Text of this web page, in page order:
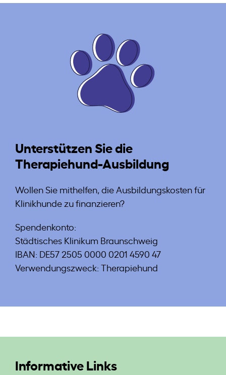
Unterstützen Sie die
Therapiehund-Ausbildung
Wollen Sie mithelfen, die Ausbildungskosten für
Klinikhunde zu finanzieren?
Spendenkonto:
Städtisches Klinikum Braunschweig
IBAN: DE57 2505 0000 0201 4590 47
Verwendungszweck: Therapiehund
Informative Links